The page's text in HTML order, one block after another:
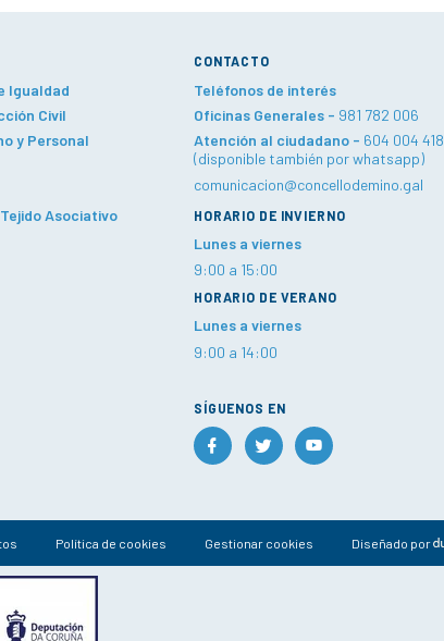
Igualdad
Civil
y Personal
Asociativo
CONTACTO
Teléfonos de interés
Oficinas Generales - 981 782 006
Atención al ciudadano - 604 004 418
(disponible también por whatsapp)
comunicacion@concellodemino.gal
HORARIO DE INVIERNO
Lunes a viernes
9:00 a 15:00
HORARIO DE VERANO
Lunes a viernes
9:00 a 14:00
SÍGUENOS EN
Política de cookies Gestionar cookies Diseñado por